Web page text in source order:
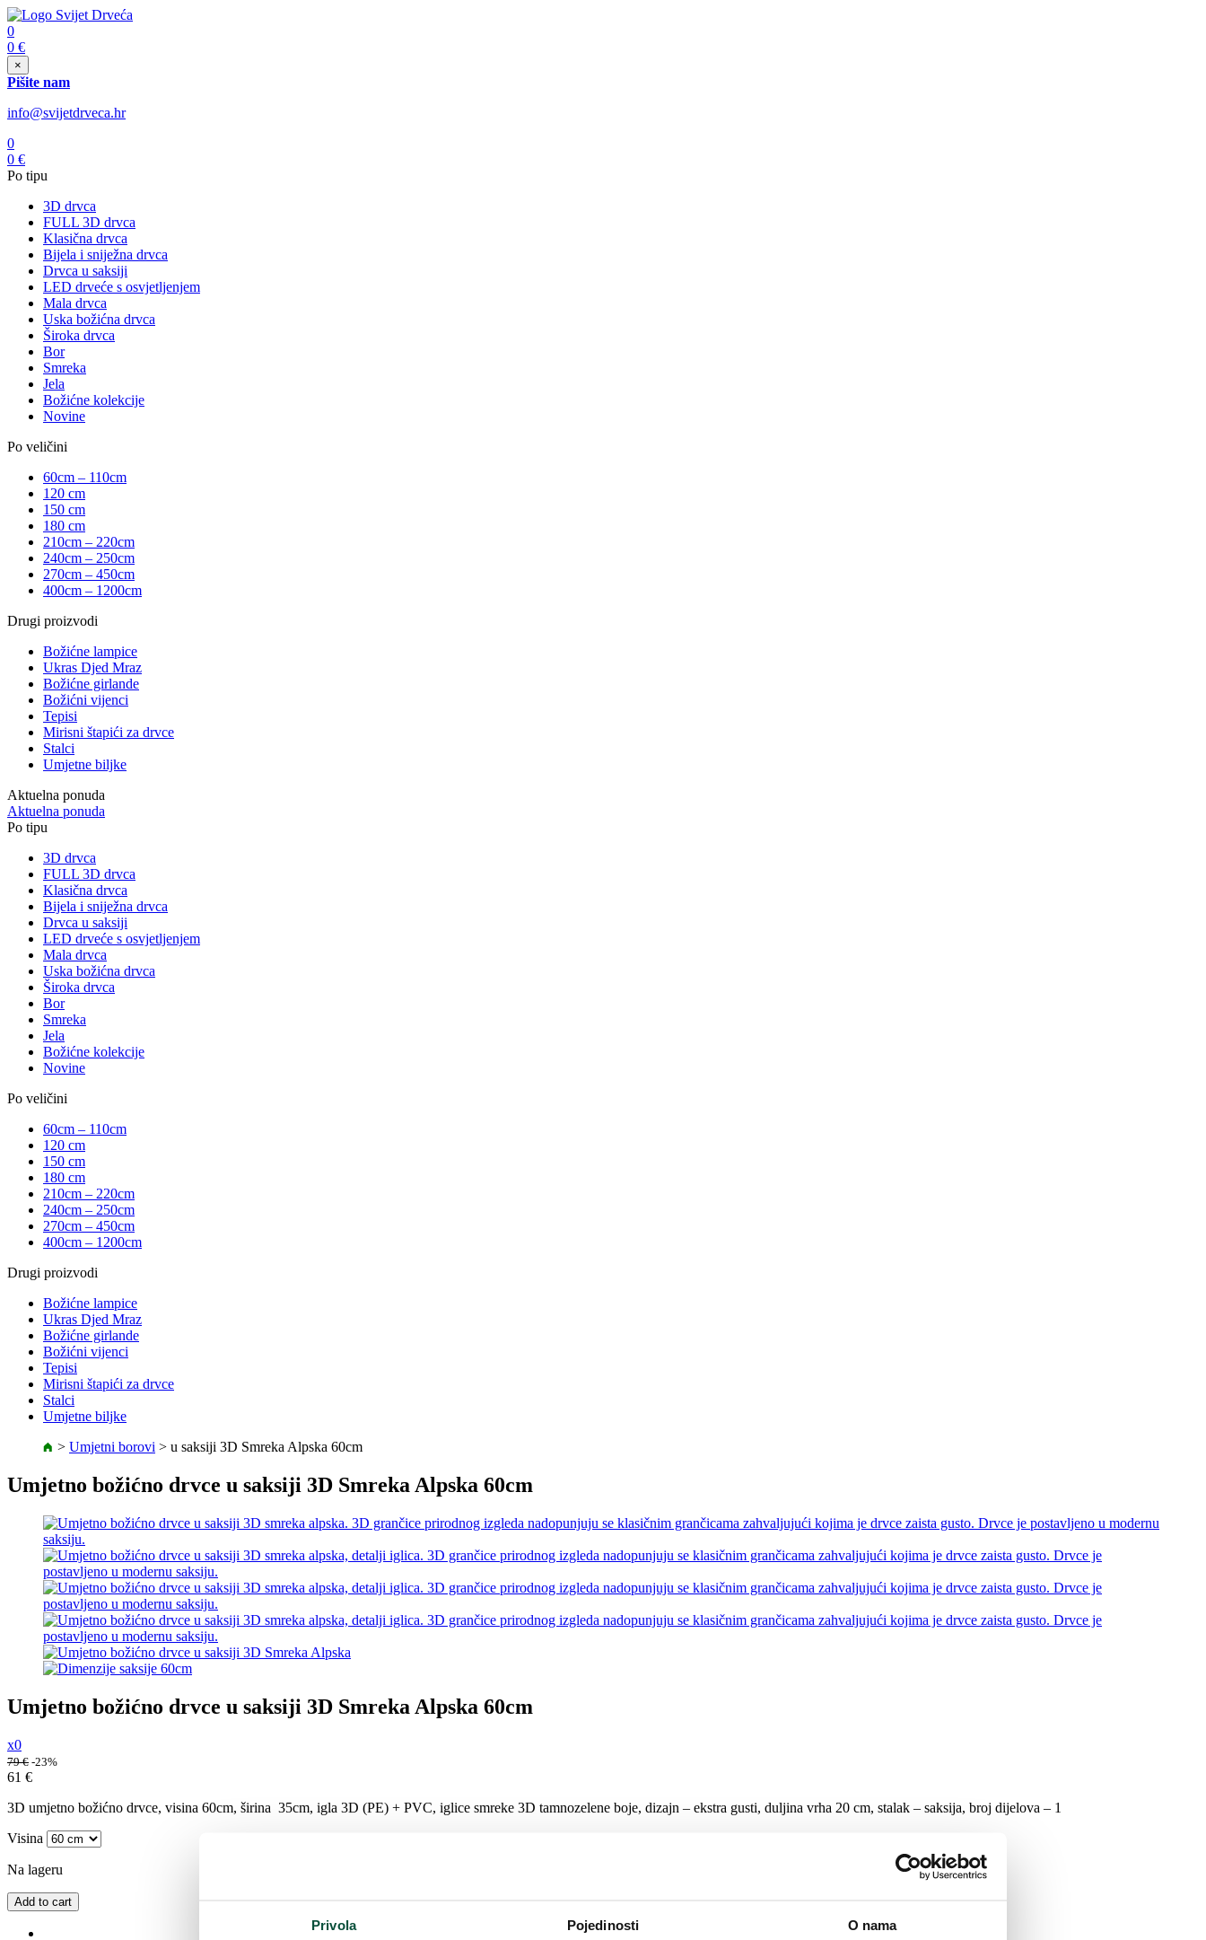
Privola Pojedinosti O nama
0
0 €
×
Pišite nam
info@svijetdrveca.hr
0
0 €
Po tipu
3D drvca
FULL 3D drvca
Klasična drvca
Bijela i sniježna drvca
Drvca u saksiji
LED drveće s osvjetljenjem
Mala drvca
Uska božićna drvca
Široka drvca
Bor
Smreka
Jela
Božićne kolekcije
Novine
Po veličini
60cm – 110cm
120 cm
150 cm
180 cm
210cm – 220cm
240cm – 250cm
270cm – 450cm
400cm – 1200cm
Drugi proizvodi
Božićne lampice
Ukras Djed Mraz
Božićne girlande
Božićni vijenci
Tepisi
Mirisni štapići za drvce
Stalci
Umjetne biljke
Aktuelna ponuda
Aktuelna ponuda
Po tipu
3D drvca
FULL 3D drvca
Klasična drvca
Bijela i sniježna drvca
Drvca u saksiji
LED drveće s osvjetljenjem
Mala drvca
Uska božićna drvca
Široka drvca
Bor
Smreka
Jela
Božićne kolekcije
Novine
Po veličini
60cm – 110cm
120 cm
150 cm
180 cm
210cm – 220cm
240cm – 250cm
270cm – 450cm
400cm – 1200cm
Drugi proizvodi
Božićne lampice
Ukras Djed Mraz
Božićne girlande
Božićni vijenci
Tepisi
Mirisni štapići za drvce
Stalci
Umjetne biljke
> Umjetni borovi > u saksiji 3D Smreka Alpska 60cm
Umjetno božićno drvce u saksiji 3D Smreka Alpska 60cm
Umjetno božićno drvce u saksiji 3D Smreka Alpska 60cm
x0
79€ -23%
61 €
3D umjetno božićno drvce, visina 60cm, širina 35cm, igla 3D (PE) + PVC, iglice smreke 3D tamnozelene boje, dizajn – ekstra gusti, duljina vrha 20 cm, stalak – saksija, broj dijelova – 1
Visina
Na lageru
Add to cart